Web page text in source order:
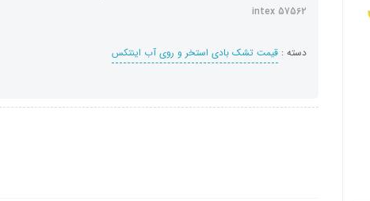
intex 57562
دسته : قیمت تشک بادی استخر و روی آب اینتکس